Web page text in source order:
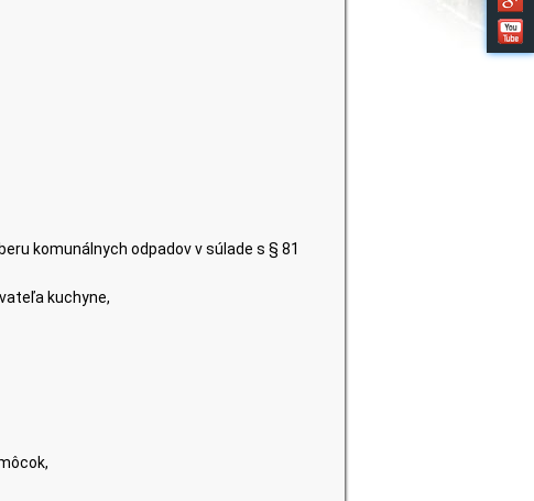
komunálnych odpadov v súlade s § 81
kuchyne,